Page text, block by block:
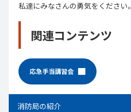
私達にみなさんの勇気をください。
関連コンテンツ
応急手当講習会
消防局の紹介